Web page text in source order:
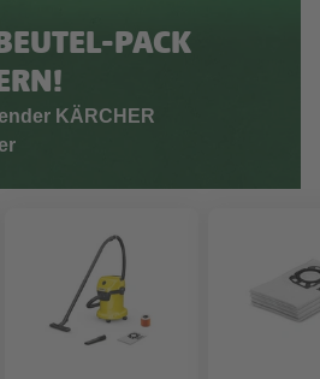
PACK
KÄRCHER